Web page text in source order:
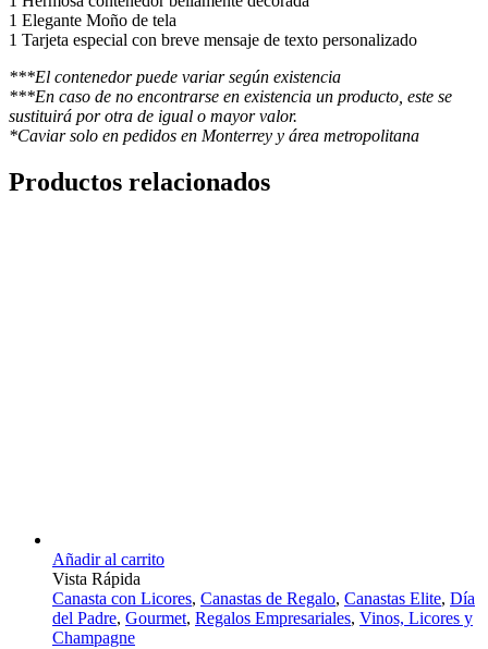
1 Elegante Moño de tela
1 Tarjeta especial con breve mensaje de texto personalizado
***El contenedor puede variar según existencia
***En caso de no encontrarse en existencia un producto, este se
sustituirá por otra de igual o mayor valor.
*Caviar solo en pedidos en Monterrey y área metropolitana
Productos relacionados
Añadir al carrito
Vista Rápida
Canasta con Licores, Canastas de Regalo, Canastas Elite, Día
del Padre, Gourmet, Regalos Empresariales, Vinos, Licores y
Champagne